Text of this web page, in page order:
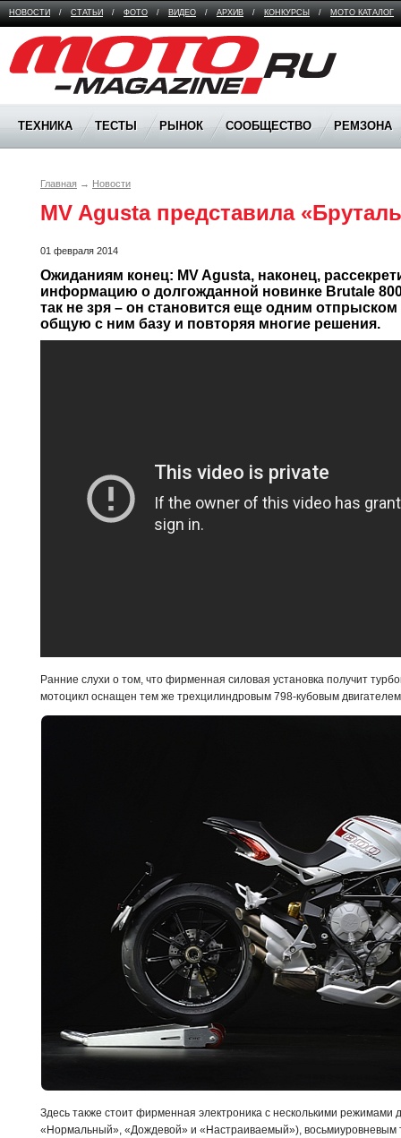
НОВОСТИ / СТАТЬИ / ФОТО / ВИДЕО / АРХИВ / КОНКУРСЫ / МОТО КАТАЛОГ
Moto Magazine
ТЕХНИКА ТЕСТЫ РЫНОК СООБЩЕСТВО РЕМЗОНА
Главная → Новости
MV Agusta представила
01 февраля 2014
Ожиданиям конец: MV Agusta, наконец,
информацию о долгожданной новинке Brutale
так не зря – он становится еще одним
общую с ним базу и повторяя многие решения.
Ранние слухи о том, что фирменная силовая установка получит
мотоцикл оснащен тем же трехцилиндровым 798-кубовым
Здесь также стоит фирменная электроника с несколькими
«Нормальный», «Дождевой» и «Настраиваемый»), восьмиуровневым